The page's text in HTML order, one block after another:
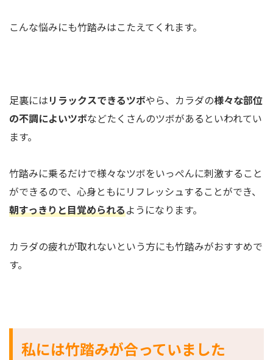
こんな悩みにも竹踏みはこたえてくれます。
足裏にはリラックスできるツボやら、カラダの様々な部位
の不調によいツボなどたくさんのツボがあるといわれてい
ます。
竹踏みに乗るだけで様々なツボをいっぺんに刺激すること
ができるので、心身ともにリフレッシュすることができ、
朝すっきりと目覚められるようになります。
カラダの疲れが取れないという方にも竹踏みがおすすめで
す。
私には竹踏みが合っていました